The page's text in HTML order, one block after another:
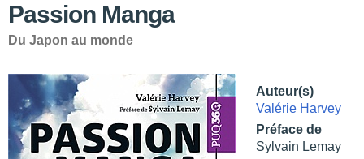
Passion Manga
Du Japon au monde
Auteur(s)
Valérie Harvey
Préface de
Sylvain Lemay